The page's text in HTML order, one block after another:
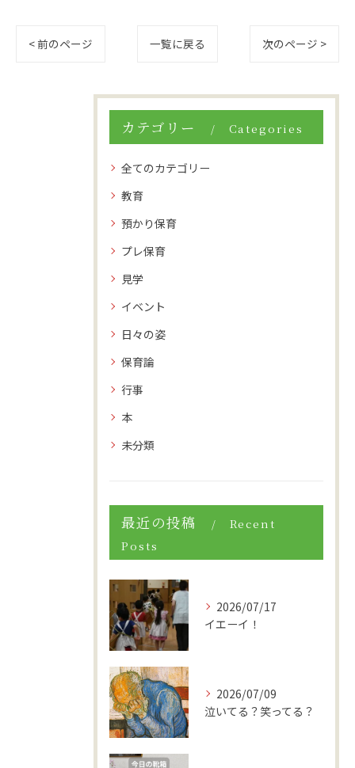
< 前のページ 一覧に戻る 次のページ >
カテゴリー Categories
全てのカテゴリー
教育
預かり保育
プレ保育
見学
イベント
日々の姿
保育論
行事
本
未分類
最近の投稿
Recent
Posts
2026/07/17
イエーイ！
2026/07/09
泣いてる？笑ってる？